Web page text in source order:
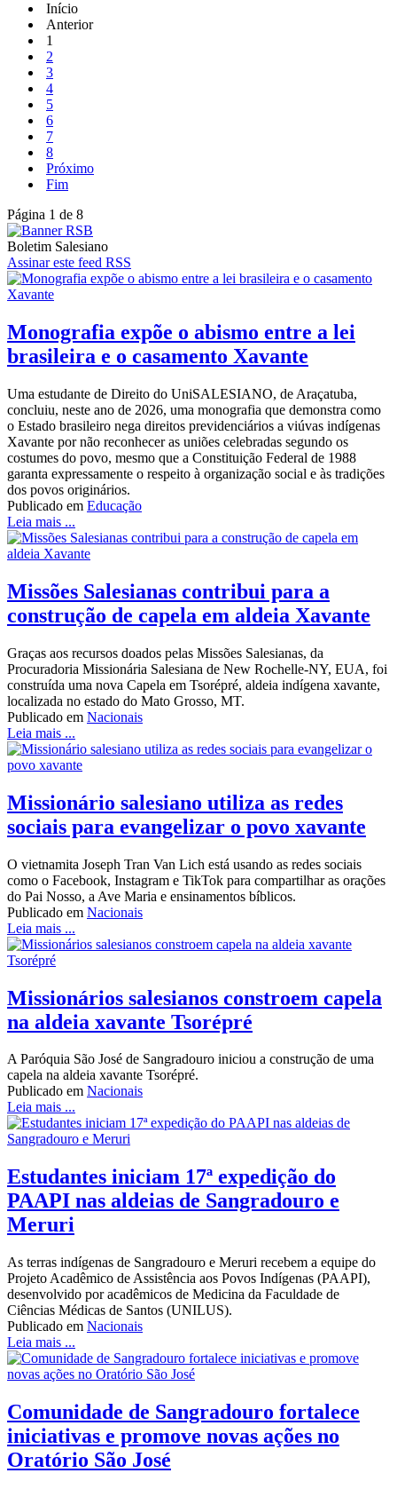
Início
Anterior
1
2
3
4
5
6
7
8
Próximo
Fim
Página 1 de 8
Boletim Salesiano
Assinar este feed RSS
Monografia expõe o abismo entre a lei
brasileira e o casamento Xavante
Uma estudante de Direito do UniSALESIANO, de Araçatuba,
concluiu, neste ano de 2026, uma monografia que demonstra como
o Estado brasileiro nega direitos previdenciários a viúvas indígenas
Xavante por não reconhecer as uniões celebradas segundo os
costumes do povo, mesmo que a Constituição Federal de 1988
garanta expressamente o respeito à organização social e às tradições
dos povos originários.
Publicado em Educação
Leia mais ...
Missões Salesianas contribui para a
construção de capela em aldeia Xavante
Graças aos recursos doados pelas Missões Salesianas, da
Procuradoria Missionária Salesiana de New Rochelle-NY, EUA, foi
construída uma nova Capela em Tsorépré, aldeia indígena xavante,
localizada no estado do Mato Grosso, MT.
Publicado em Nacionais
Leia mais ...
Missionário salesiano utiliza as redes
sociais para evangelizar o povo xavante
O vietnamita Joseph Tran Van Lich está usando as redes sociais
como o Facebook, Instagram e TikTok para compartilhar as orações
do Pai Nosso, a Ave Maria e ensinamentos bíblicos.
Publicado em Nacionais
Leia mais ...
Missionários salesianos constroem capela
na aldeia xavante Tsorépré
A Paróquia São José de Sangradouro iniciou a construção de uma
capela na aldeia xavante Tsorépré.
Publicado em Nacionais
Leia mais ...
Estudantes iniciam 17ª expedição do
PAAPI nas aldeias de Sangradouro e
Meruri
As terras indígenas de Sangradouro e Meruri recebem a equipe do
Projeto Acadêmico de Assistência aos Povos Indígenas (PAAPI),
desenvolvido por acadêmicos de Medicina da Faculdade de
Ciências Médicas de Santos (UNILUS).
Publicado em Nacionais
Leia mais ...
Comunidade de Sangradouro fortalece
iniciativas e promove novas ações no
Oratório São José